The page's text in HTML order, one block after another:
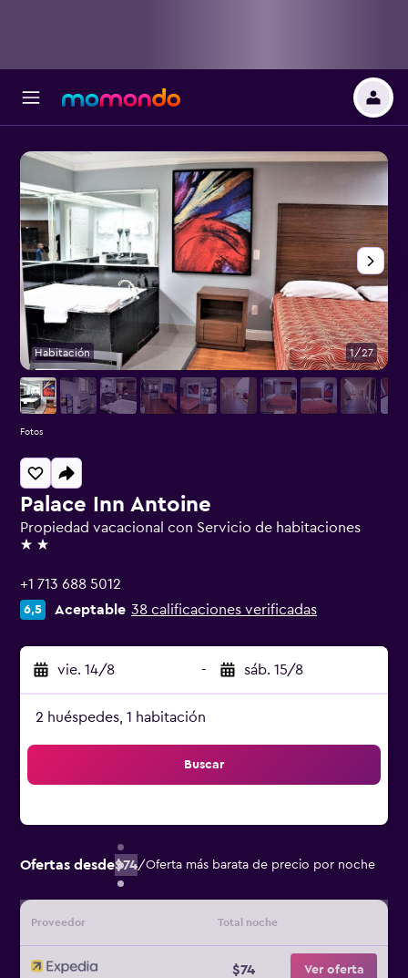
Palace Inn Antoine
Propiedad vacacional con Servicio de habitaciones
2 estrellas
+1 713 688 5012
6,5 Aceptable 38 calificaciones verificadas
vie. 14/8 - sáb. 15/8
2 huéspedes, 1 habitación
Buscar
Ofertas desde$74/Oferta más barata de precio por noche
Proveedor Total noche
$74 Ver oferta
Habitación 1/27
Fotos